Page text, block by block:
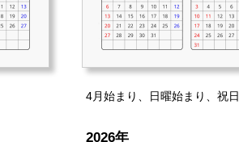
4月始まり、日曜始まり、祝日
2026年